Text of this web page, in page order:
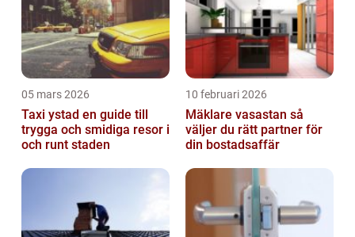
05 mars 2026
Taxi ystad en guide till
trygga och smidiga resor i
och runt staden
10 februari 2026
Mäklare vasastan så
väljer du rätt partner för
din bostadsaffär